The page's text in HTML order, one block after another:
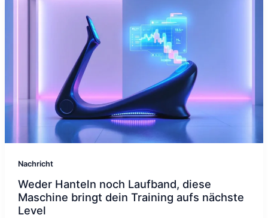
Nachricht
Weder Hanteln noch Laufband, diese
Maschine bringt dein Training aufs nächste
Level